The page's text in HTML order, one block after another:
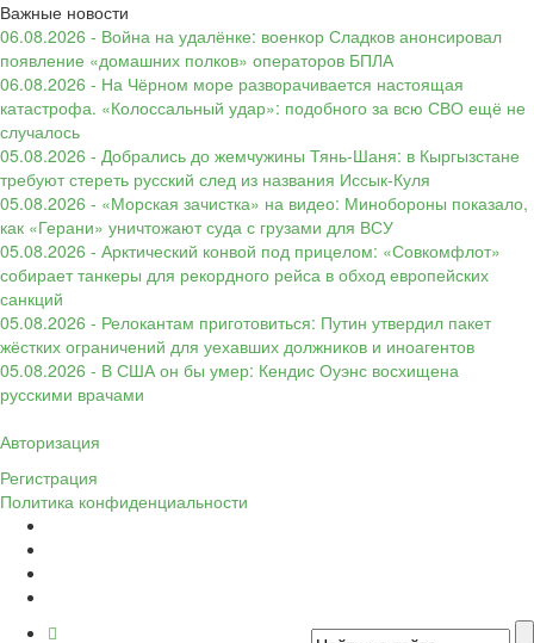
Важные новости
06.08.2026 - Война на удалёнке: военкор Сладков анонсировал
появление «домашних полков» операторов БПЛА
06.08.2026 - На Чёрном море разворачивается настоящая
катастрофа. «Колоссальный удар»: подобного за всю СВО ещё не
случалось
05.08.2026 - Добрались до жемчужины Тянь-Шаня: в Кыргызстане
требуют стереть русский след из названия Иссык-Куля
05.08.2026 - «Морская зачистка» на видео: Минобороны показало,
как «Герани» уничтожают суда с грузами для ВСУ
05.08.2026 - Арктический конвой под прицелом: «Совкомфлот»
собирает танкеры для рекордного рейса в обход европейских
санкций
05.08.2026 - Релокантам приготовиться: Путин утвердил пакет
жёстких ограничений для уехавших должников и иноагентов
05.08.2026 - В США он бы умер: Кендис Оуэнс восхищена
русскими врачами
Авторизация
Регистрация
Политика конфиденциальности